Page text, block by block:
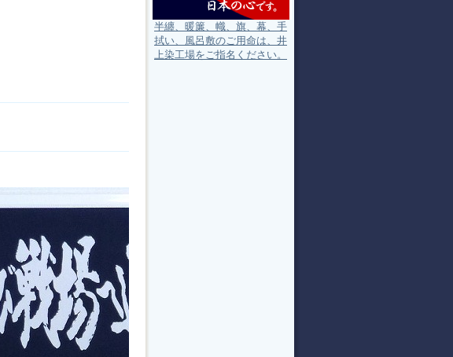
半纏、暖簾、幟、旗、幕、手
拭い、風呂敷のご用命は、井
上染工場をご指名ください。